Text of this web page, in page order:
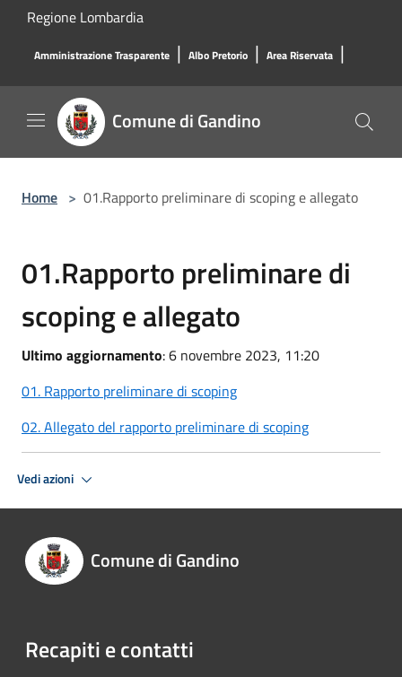
Salta al contenuto principale
Regione Lombardia
Amministrazione Trasparente | Albo Pretorio | Area Riservata |
Comune di Gandino
Home > 01.Rapporto preliminare di scoping e allegato
01.Rapporto preliminare di
scoping e allegato
Ultimo aggiornamento: 6 novembre 2023, 11:20
01. Rapporto preliminare di scoping
02. Allegato del rapporto preliminare di scoping
Vedi azioni
Comune di Gandino
Recapiti e contatti